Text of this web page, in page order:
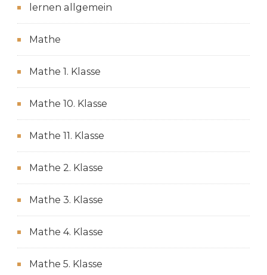
lernen allgemein
Mathe
Mathe 1. Klasse
Mathe 10. Klasse
Mathe 11. Klasse
Mathe 2. Klasse
Mathe 3. Klasse
Mathe 4. Klasse
Mathe 5. Klasse